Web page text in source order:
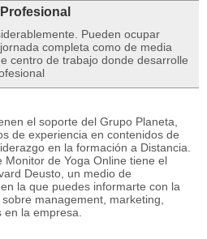
Pueden ocupar
completa como de media
centro de trabajo donde desarrolle
el soporte del Grupo Planeta,
de experiencia en contenidos de
en la formación a Distancia.
Monitor de Yoga Online tiene el
Deusto, un medio de
la que puedes informarte con la
management, marketing,
en la empresa.